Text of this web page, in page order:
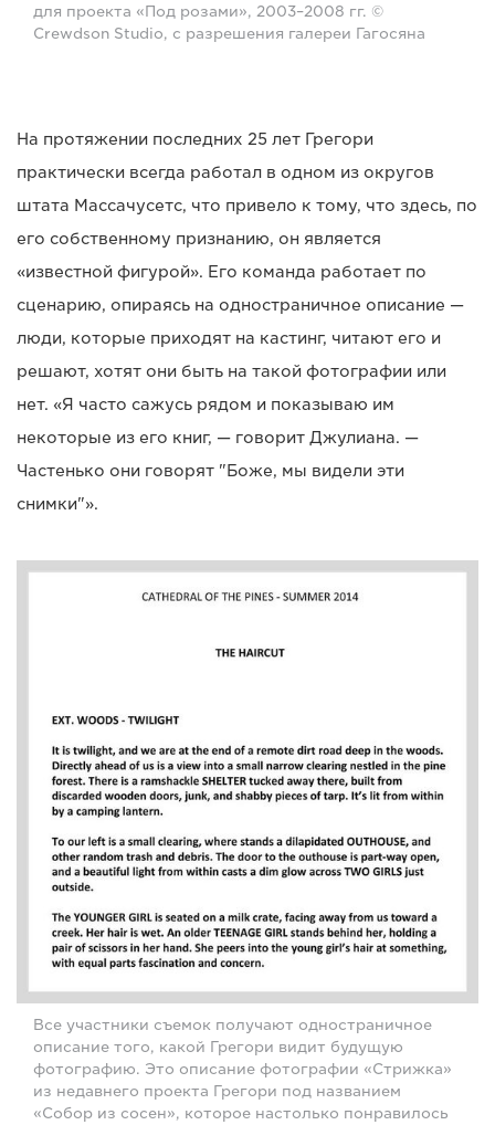
для проекта «Под розами», 2003–2008 гг. ©
Crewdson Studio, с разрешения галереи Гагосяна
На протяжении последних 25 лет Грегори
практически всегда работал в одном из округов
штата Массачусетс, что привело к тому, что здесь, по
его собственному признанию, он является
«известной фигурой». Его команда работает по
сценарию, опираясь на одностраничное описание —
люди, которые приходят на кастинг, читают его и
решают, хотят они быть на такой фотографии или
нет. «Я часто сажусь рядом и показываю им
некоторые из его книг, — говорит Джулиана. —
Частенько они говорят "Боже, мы видели эти
снимки"».
Все участники съемок получают одностраничное
описание того, какой Грегори видит будущую
фотографию. Это описание фотографии «Стрижка»
из недавнего проекта Грегори под названием
«Собор из сосен», которое настолько понравилось